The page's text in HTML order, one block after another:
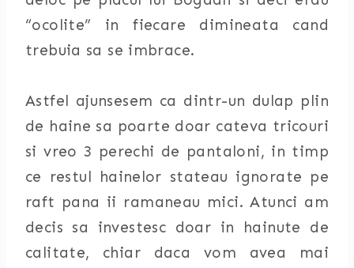
“ocolite” in fiecare dimineata cand
trebuia sa se imbrace.
Astfel ajunsesem ca dintr-un dulap plin
de haine sa poarte doar cateva tricouri
si vreo 3 perechi de pantaloni, in timp
ce restul hainelor stateau ignorate pe
raft pana ii ramaneau mici. Atunci am
decis sa investesc doar in hainute de
calitate, chiar daca vom avea mai